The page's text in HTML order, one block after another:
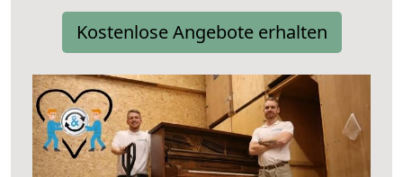
Kostenlose Angebote erhalten